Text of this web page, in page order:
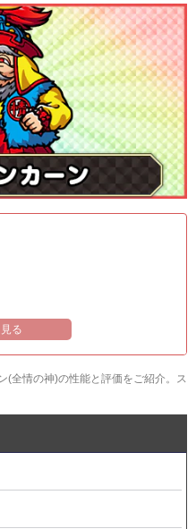
る
(全情の神)の性能と評価をご紹介。ス